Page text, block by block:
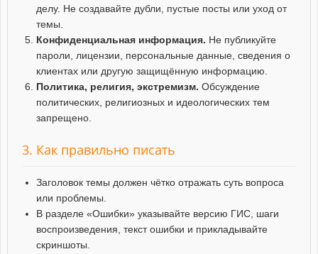
делу. Не создавайте дубли, пустые посты или уход от
темы.
Конфиденциальная информация. Не публикуйте
пароли, лицензии, персональные данные, сведения о
клиентах или другую защищённую информацию.
Политика, религия, экстремизм. Обсуждение
политических, религиозных и идеологических тем
запрещено.
3. Как правильно писать
Заголовок темы должен чётко отражать суть вопроса
или проблемы.
В разделе «Ошибки» указывайте версию ГИС, шаги
воспроизведения, текст ошибки и прикладывайте
скриншоты.